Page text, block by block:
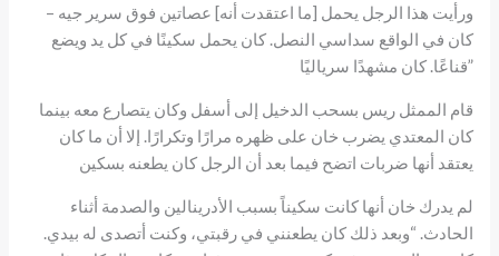
ورأيت هذا الرجل يحمل [ما اعتقدت أنه] عصاتين فوق سرير جيه –
كان في الواقع سداسي النصل. كان يحمل سكينًا في كل يد ويضع
قناعًا. كان مشهدًا سرياليًا”
قام الممثل ريس بسحب الدخيل إلى أسفل وكان يتصارع معه بينما
كان المعتدي يضرب خان على ظهره مرارًا وتكرارًا. إلا أن ما كان
يعتقد أنها ضربات اتضح فيما بعد أن الرجل كان يطعنه بسكين
لم يدرك خان أنها كانت سكيناً بسبب الأدرينالين والصدمة أثناء
الحادث. “وبعد ذلك كان يطعنني في رقبتي، وكنت أتصدى له بيدي.